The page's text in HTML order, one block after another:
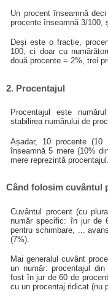
Un procent înseamnă
procente înseamnă 3/100,
Deși este o fracție,
100, ci doar cu
două procente = 2%, trei
2. Procentajul
Procentajul este
stabilirea numărului de
Așadar, 10 procente
înseamnă 5 mere (10%
mere reprezintă procentajul.
Când folosim cuvântul
Cuvântul procent (cu
număr specific: în jur de
pentru schimbare, ...
(7%).
Mai generalul cuvânt
un număr: procentajul
fost în jur de 60 de
cu un procentaj ridicat (nu